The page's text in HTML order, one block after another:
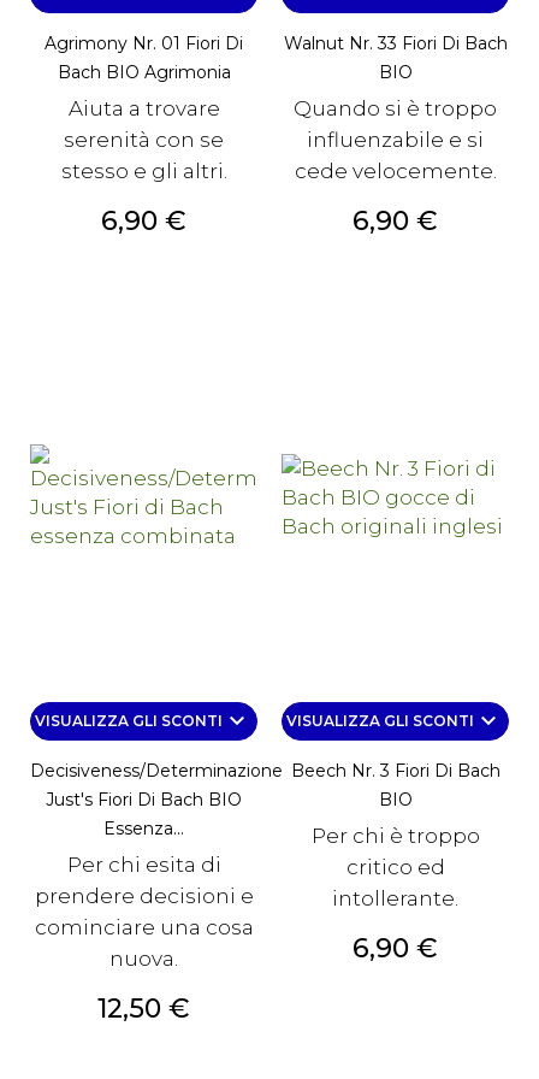
Agrimony Nr. 01 Fiori Di
Bach BIO Agrimonia
Aiuta a trovare
serenità con se
stesso e gli altri.
Prezzo
6,90 €
Walnut Nr. 33 Fiori Di Bach
BIO
Quando si è troppo
influenzabile e si
cede velocemente.
Prezzo
6,90 €
VISUALIZZA GLI SCONTI keyboard_arrow_down
Decisiveness/Determinazione
Just's Fiori Di Bach BIO
Essenza...
Per chi esita di
prendere decisioni e
cominciare una cosa
nuova.
Prezzo
12,50 €
VISUALIZZA GLI SCONTI keyboard_arrow_down
Beech Nr. 3 Fiori Di Bach
BIO
Per chi è troppo
critico ed
intollerante.
Prezzo
6,90 €